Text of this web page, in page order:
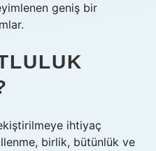
geniş bir
ihtiyaç
birlik, bütünlük ve